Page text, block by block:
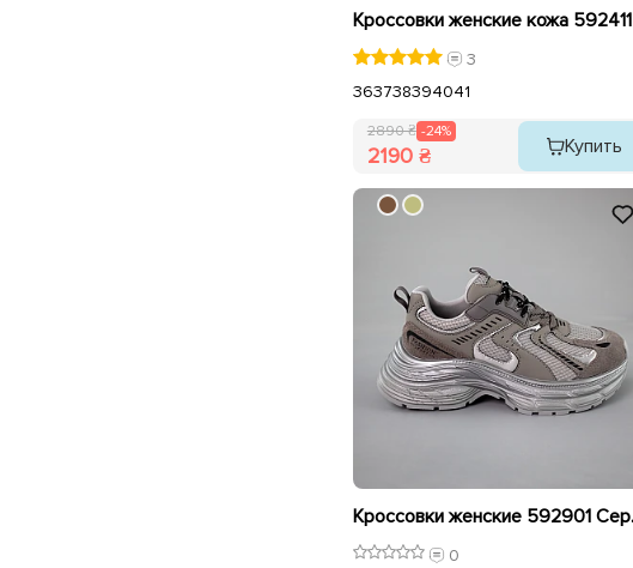
3
363738394041
2890 ₴ -24%
2190 ₴ Купить
0